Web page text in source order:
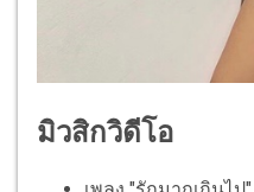
มิวสิกวิดีโอ